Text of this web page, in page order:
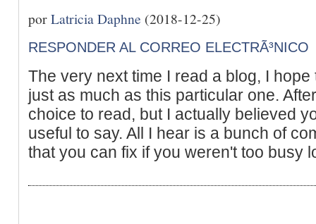
porLatricia Daphne (2018-12-25)
RESPONDER AL CORREO ELECTRÃ³NICO
The very next time I read a blog, I
just as much as this particular one.
choice to read, but I actually believed
useful to say. All I hear is a bunch of
that you can fix if you weren't too busy